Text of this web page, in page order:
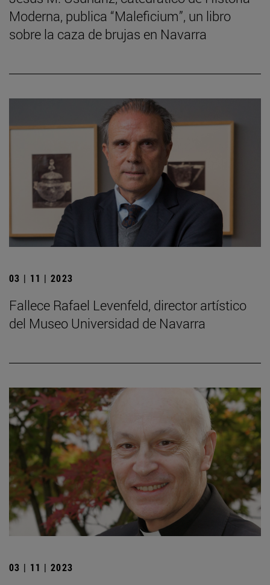
Moderna, publica “Maleficium”, un libro
sobre la caza de brujas en Navarra
03 | 11 | 2023
Fallece Rafael Levenfeld, director artístico
del Museo Universidad de Navarra
03 | 11 | 2023